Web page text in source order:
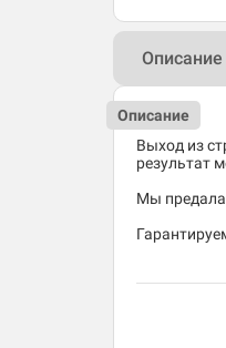
Описание
Описание
Выход из
результат
Мы